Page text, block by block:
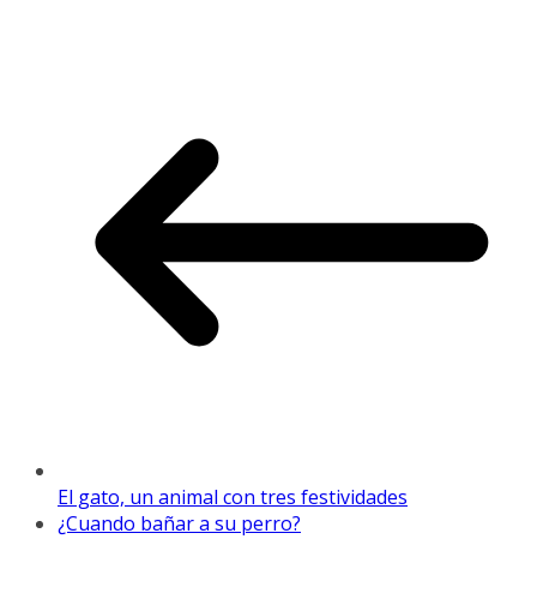
El gato, un animal con tres festividades
¿Cuando bañar a su perro?